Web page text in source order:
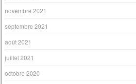
novembre 2021
septembre 2021
août 2021
juillet 2021
octobre 2020